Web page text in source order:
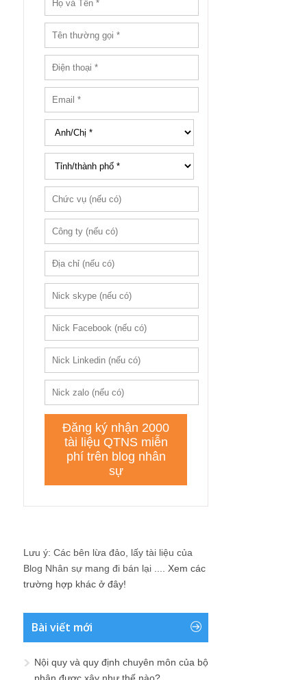
Lưu ý: Các bên lừa đảo, lấy tài liệu của
Blog Nhân sự mang đi bán lại .... Xem các
trường hợp khác ở đây!
Bài viết mới
Nội quy và quy định chuyên môn của bộ